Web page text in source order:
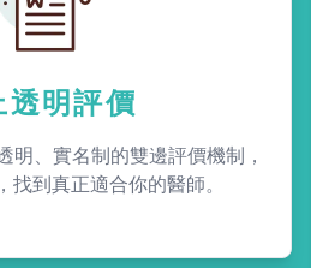
透明評價
明、實名制的雙邊評價機制，
找到真正適合你的醫師。